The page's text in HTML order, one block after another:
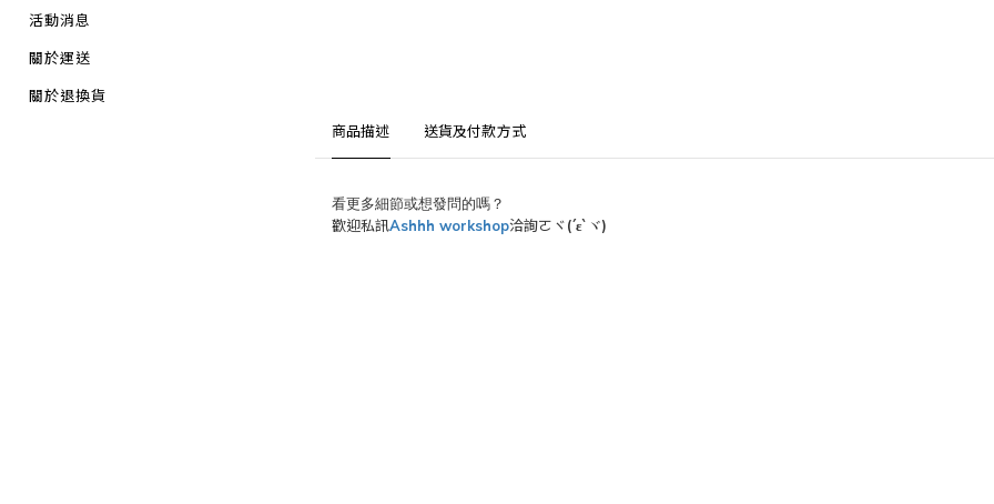
活動消息
關於運送
關於退換貨
商品描述
送貨及付款方式
看更多細節或想發問的嗎？
歡迎私訊Ashhh workshop洽詢ㄛヾ(´ε` ヾ)